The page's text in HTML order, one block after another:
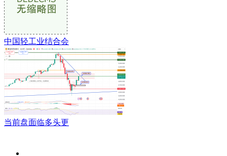
中国轻工业结合会
当前盘面临多头更